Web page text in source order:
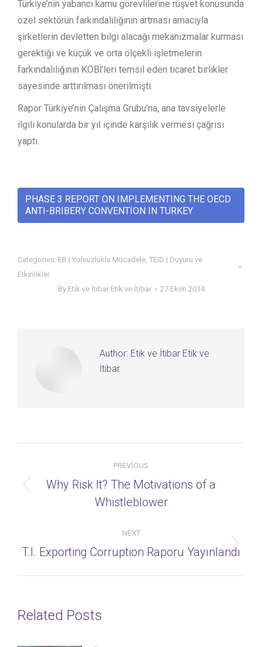
Türkiye’nin yabancı kamu görevlilerine rüşvet konusunda
özel sektörün farkındalılığının artması amacıyla
şirketlerin devletten bilgi alacağı mekanizmalar kurması
gerektiği ve küçük ve orta ölçekli işletmelerin
farkındalılığının KOBİ’leri temsil eden ticaret birlikler
sayesinde arttırılması önerilmişti.
Rapor Türkiye’nin Çalışma Grubu’na, ana tavsiyelerle
ilgili konularda bir yıl içinde karşılık vermesi çağrısı
yaptı.
PHASE 3 REPORT ON IMPLEMENTING THE OECD
ANTI-BRIBERY CONVENTION IN TURKEY
Categories: EB | Yolsuzlukla Mücadele, TEID | Duyuru ve
Etkinlikler
By Etik ve İtibar Etik ve İtibar 27 Ekim 2014
Author: Etik ve İtibar Etik ve
İtibar
navigation
PREVIOUS
Previous
post:
Why Risk It? The Motivations of a
Whistleblower
NEXT
Next
T.I. Exporting Corruption Raporu Yayınlandı
Related Posts